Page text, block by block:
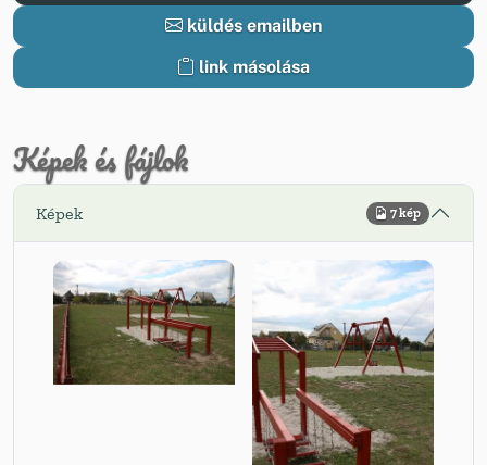
küldés emailben
link másolása
Képek és fájlok
Képek 7 kép